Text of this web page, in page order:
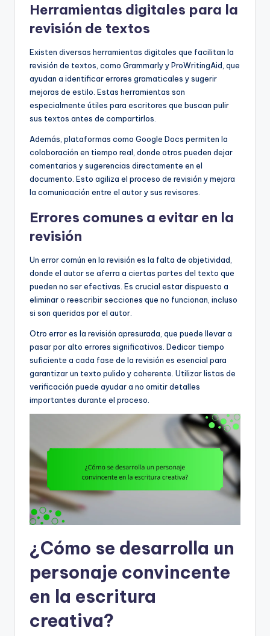
Herramientas digitales para la
revisión de textos
Existen diversas herramientas digitales que facilitan la
revisión de textos, como Grammarly y ProWritingAid, que
ayudan a identificar errores gramaticales y sugerir
mejoras de estilo. Estas herramientas son
especialmente útiles para escritores que buscan pulir
sus textos antes de compartirlos.
Además, plataformas como Google Docs permiten la
colaboración en tiempo real, donde otros pueden dejar
comentarios y sugerencias directamente en el
documento. Esto agiliza el proceso de revisión y mejora
la comunicación entre el autor y sus revisores.
Errores comunes a evitar en la
revisión
Un error común en la revisión es la falta de objetividad,
donde el autor se aferra a ciertas partes del texto que
pueden no ser efectivas. Es crucial estar dispuesto a
eliminar o reescribir secciones que no funcionan, incluso
si son queridas por el autor.
Otro error es la revisión apresurada, que puede llevar a
pasar por alto errores significativos. Dedicar tiempo
suficiente a cada fase de la revisión es esencial para
garantizar un texto pulido y coherente. Utilizar listas de
verificación puede ayudar a no omitir detalles
importantes durante el proceso.
¿Cómo se desarrolla un
personaje convincente
en la escritura
creativa?